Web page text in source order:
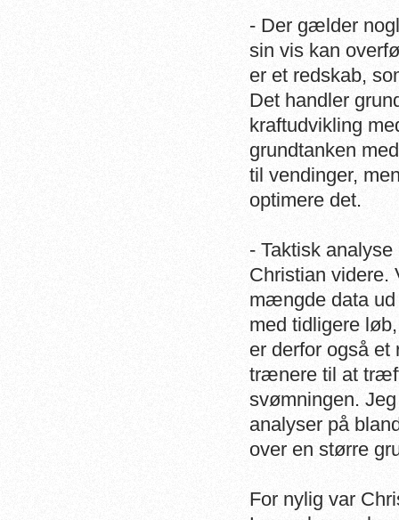
- Der gælder
sin vis kan
er et redskab,
Det handler
kraftudvikling
grundtanken
til vendinger,
optimere det.
- Taktisk
Christian videre.
mængde data ud
med tidligere
er derfor også et
trænere til at
svømningen.
analyser på
over en større
For nylig var